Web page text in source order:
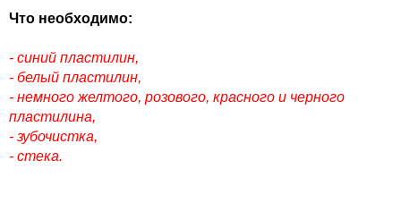
Что необходимо:
- синий пластилин,
- белый пластилин,
- немного желтого, розового, красного и черного
пластилина,
- зубочистка,
- стека.